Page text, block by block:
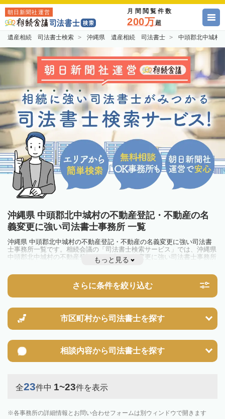
朝日新聞社運営 月間閲覧件数
200万超
遺産相続 司法書士検索 沖縄県 遺産相続 司法書士 中頭郡北中城
沖縄県 中頭郡北中城村の不動産登記・不動産の名
義変更に強い司法書士事務所 一覧
沖縄県 中頭郡北中城村の不動産登記・不動産の名義変更に強い司法書
士事務所一覧です。相続会議の「司法書士検索サービス」では、沖縄県
中頭郡北中城村の不動産登記・不動産の名義変更に強い司法書士事務所
を一覧で見ることが出来ます。相続のトラブルやお悩みを抱えている方
もっと見る
さらに条件を絞り込む
市区町村から司法書士を探す
相談内容から司法書士を探す
全23件中 1~23件を表示
各事務所の詳細情報とお問い合わせフォームは別ウィンドウで開きます